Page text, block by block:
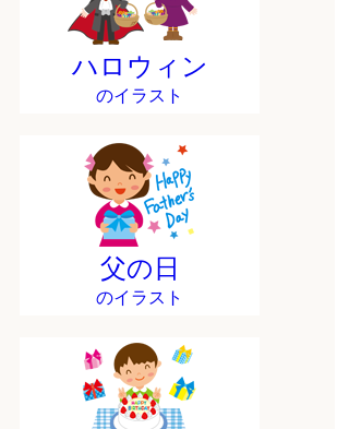
ハロウィン
のイラスト
父の日
のイラスト